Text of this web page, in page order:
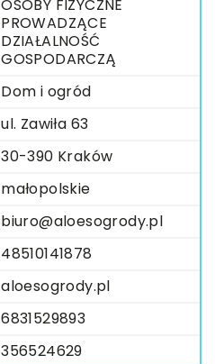
OSOBY FIZYCZNE
PROWADZĄCE
DZIAŁALNOŚĆ
GOSPODARCZĄ
Dom i ogród
ul. Zawiła 63
30-390 Kraków
małopolskie
biuro@aloesogrody.pl
48510141878
aloesogrody.pl
6831529893
356524629